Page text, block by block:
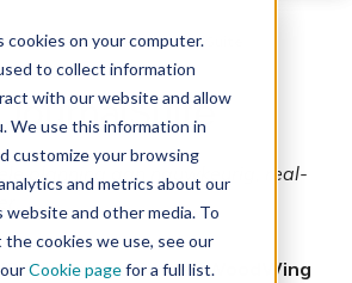
on your computer.
to collect information
with our website and allow
We use this information in
customize your browsing
and metrics about our
and other media. To
cookies we use, see our
Cookie pagefor a full list.
planning aan nauwkeurig, real-
integratie met WoodWing